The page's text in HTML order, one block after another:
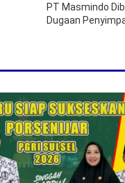
PT Masmindo
Dugaan